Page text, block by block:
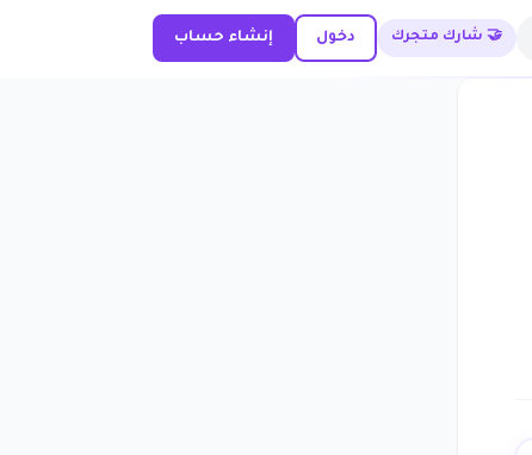
🤝 شارك متجرك دخول إنشاء حساب